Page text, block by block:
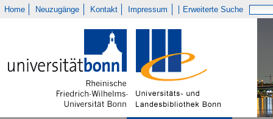
Home Neuzugänge Kontakt Impressum Erweiterte Suche